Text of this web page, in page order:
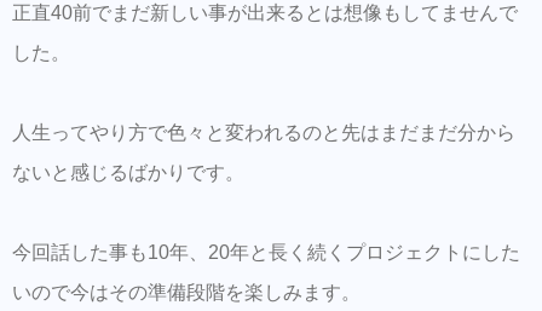
正直40前でまだ新しい事が出来るとは想像もしてませんで
した。
人生ってやり方で色々と変われるのと先はまだまだ分から
ないと感じるばかりです。
今回話した事も10年、20年と長く続くプロジェクトにした
いので今はその準備段階を楽しみます。